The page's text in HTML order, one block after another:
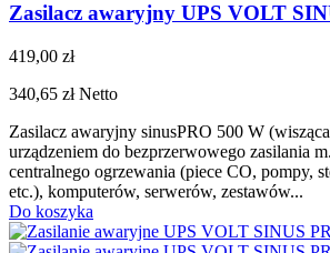
Zasilacz awaryjny UPS VOLT
419,00 zł
340,65 złNetto
Zasilacz awaryjny sinusPRO 500 W
urządzeniem do bezprzerwowego zasilania
centralnego ogrzewania (piece CO, pompy,
etc.), komputerów, serwerów, zestawów...
Do koszyka